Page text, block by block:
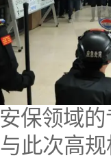
保领域
此次高